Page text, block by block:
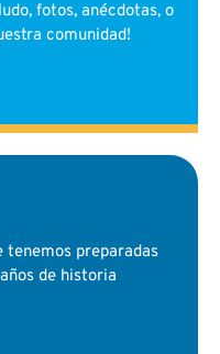
fotos, anécdotas, o
comunidad!
tenemos preparadas
de historia